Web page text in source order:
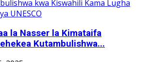
la Nasser la Kimataifa
Kutambulishwa...